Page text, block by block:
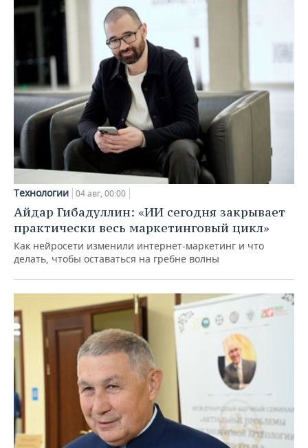
Технологии 04 авг, 00:00
Айдар Гибадуллин: «ИИ сегодня закрывает
практически весь маркетинговый цикл»
Как нейросети изменили интернет-маркетинг и что
делать, чтобы оставаться на гребне волны